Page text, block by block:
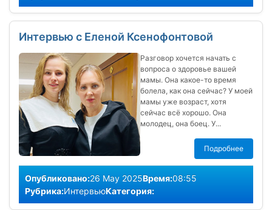
Интервью с Еленой Ксенофонтовой
Разговор хочется начать с
вопроса о здоровье вашей
мамы. Она какое-то время
болела, как она сейчас? У моей
мамы уже возраст, хотя
сейчас всё хорошо. Она
молодец, она боец. У...
Подробнее
Опубликовано:26 May 2025Время:08:55
Рубрика:ИнтервьюКатегория: